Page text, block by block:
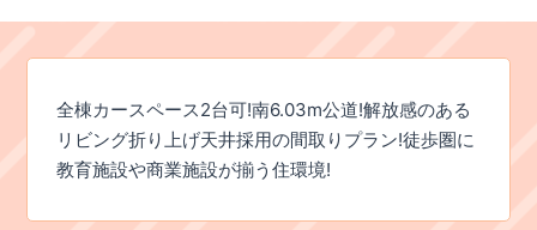
全棟カースペース2台可!南6.03m公道!解放感のある
リビング折り上げ天井採用の間取りプラン!徒歩圏に
教育施設や商業施設が揃う住環境!